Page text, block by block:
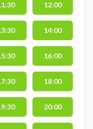
12:00
14:00
16:00
18:00
20:00